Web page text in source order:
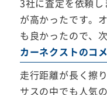
が高かったです。
も良かったので、
カーネクストのコ
走行距離が長く擦
サスの中でも人気